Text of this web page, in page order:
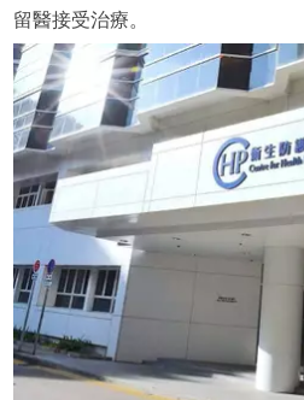
留醫接受治療。